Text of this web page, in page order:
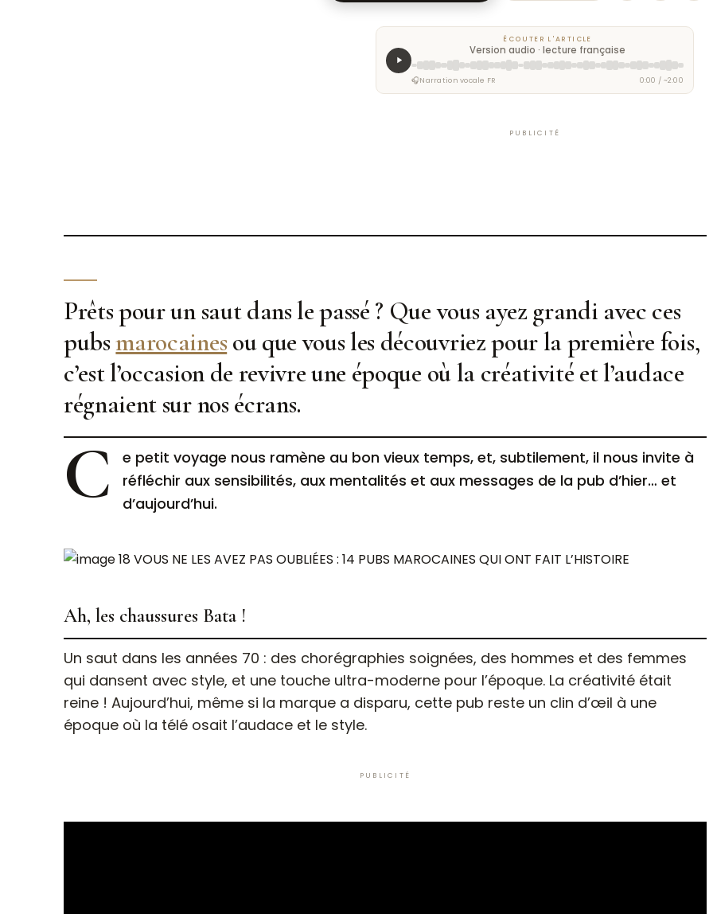
ÉCOUTER L'ARTICLE
Version audio · lecture française
🎧Narration vocale FR 0:00 / ~2:00
PUBLICITÉ
Prêts pour un saut dans le passé ? Que vous ayez grandi avec ces
pubsmarocaines ou que vous les découvriez pour la première fois,
c’est l’occasion de revivre une époque où la créativité et l’audace
régnaient sur nos écrans.
C
e petit voyage nous ramène au bon vieux temps, et, subtilement, il nous invite à
réfléchir aux sensibilités, aux mentalités et aux messages de la pub d’hier… et
d’aujourd’hui.
Ah, les chaussures Bata !
Un saut dans les années 70 : des chorégraphies soignées, des hommes et des femmes
qui dansent avec style, et une touche ultra-moderne pour l’époque. La créativité était
reine ! Aujourd’hui, même si la marque a disparu, cette pub reste un clin d’œil à une
époque où la télé osait l’audace et le style.
PUBLICITÉ